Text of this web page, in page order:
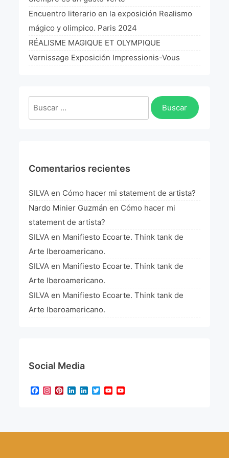
La Fórmula Científica Del Arte
Manifiesto Ecoarte
Association Paris
Encuentro literario en la exposición Realismo
mágico y olimpico. Paris 2024
RÉALISME MAGIQUE ET OLYMPIQUE
Vernissage Exposición Impressionis-Vous
Buscar:
Comentarios recientes
SILVA en Cómo hacer mi statement de artista?
Nardo Minier Guzmán en Cómo hacer mi
statement de artista?
SILVA en Manifiesto Ecoarte. Think tank de
Arte Iberoamericano.
SILVA en Manifiesto Ecoarte. Think tank de
Arte Iberoamericano.
SILVA en Manifiesto Ecoarte. Think tank de
Arte Iberoamericano.
Social Media
Facebook
Instagram
Pinterest
LinkedIn
LinkedIn
TwitterYouTube